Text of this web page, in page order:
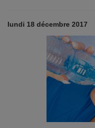
lundi 18 décembre 2017